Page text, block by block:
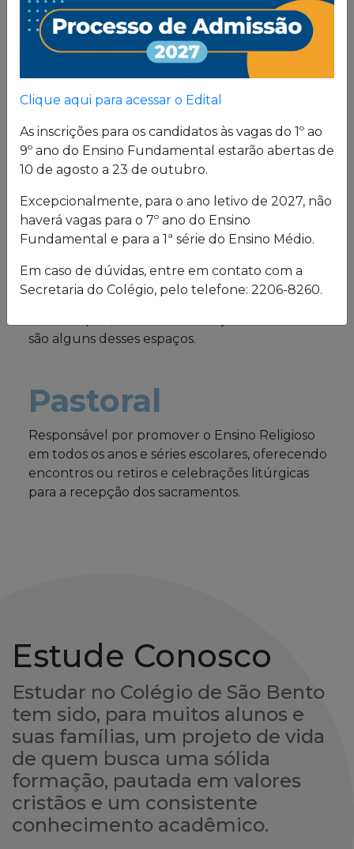
Proposta
Pedagógica
formação, pautada em valores cristãos e um
consistente conhecimento acadêmico.
Estrutura física
O Colégio oferece uma excelente estrutura para
atender a seus alunos em período integral.
Laboratórios de Química, Física e Biologia; salas
de leitura e de grupo; biblioteca; cybersala;
auditórios; complexo esportivo; piscina
são alguns desses espaços.
Pastoral
Responsável por promover o Ensino Religioso
em todos os anos e séries escolares, oferecendo
encontros ou retiros e celebrações litúrgicas
para a recepção dos sacramentos.
Estude Conosco
Estudar no Colégio de São Bento
tem sido, para muitos alunos e
suas famílias, um projeto de vida
de quem busca uma sólida
formação, pautada em valores
cristãos e um consistente
conhecimento acadêmico.
Clique aqui para acessar o Edital
As inscrições para os candidatos às vagas do 1º ao
9º ano do Ensino Fundamental estarão abertas de
10 de agosto a 23 de outubro.
Excepcionalmente, para o ano letivo de 2027, não
haverá vagas para o 7º ano do Ensino
Fundamental e para a 1ª série do Ensino Médio.
Em caso de dúvidas, entre em contato com a
Secretaria do Colégio, pelo telefone: 2206-8260.